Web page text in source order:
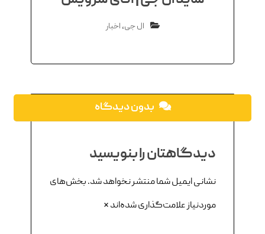
ال جی, اخبار
بدون دیدگاه
دیدگاهتان را بنویسید
نشانی ایمیل شما منتشر نخواهد شد.بخش‌های
موردنیاز علامت‌گذاری شده‌اند*